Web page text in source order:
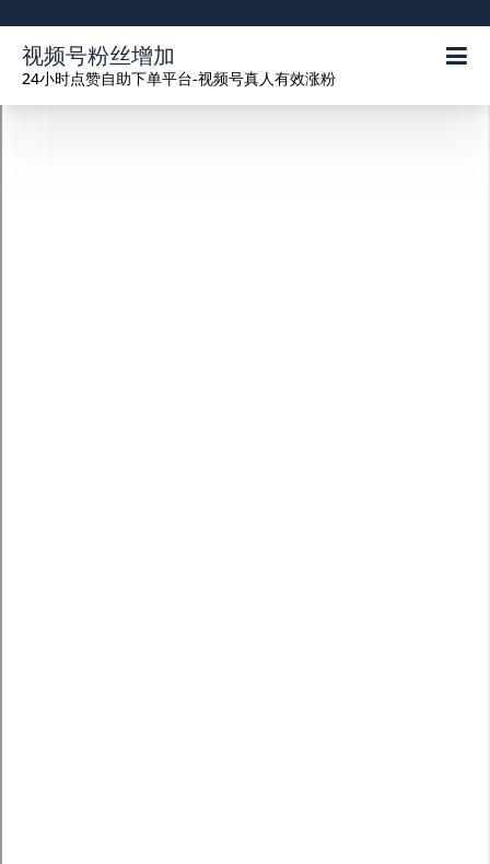
视频号粉丝增加
24小时点赞自助下单平台-视频号真人有效涨粉